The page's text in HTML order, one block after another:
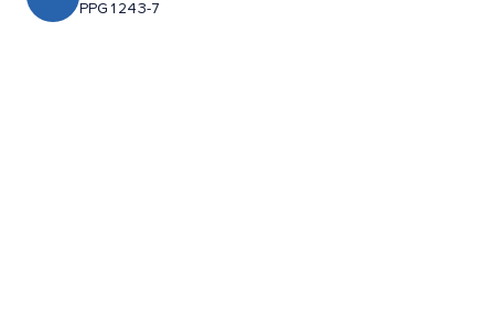
PPG1243-7